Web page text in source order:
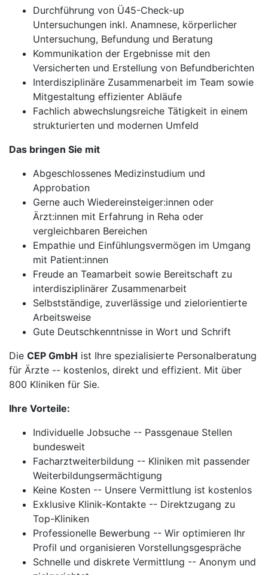
Durchführung von Ü45-Check-up
Untersuchungen inkl. Anamnese, körperlicher
Untersuchung, Befundung und Beratung
Kommunikation der Ergebnisse mit den
Versicherten und Erstellung von Befundberichten
Interdisziplinäre Zusammenarbeit im Team sowie
Mitgestaltung effizienter Abläufe
Fachlich abwechslungsreiche Tätigkeit in einem
strukturierten und modernen Umfeld
Das bringen Sie mit
Abgeschlossenes Medizinstudium und
Approbation
Gerne auch Wiedereinsteiger:innen oder
Ärzt:innen mit Erfahrung in Reha oder
vergleichbaren Bereichen
Empathie und Einfühlungsvermögen im Umgang
mit Patient:innen
Freude an Teamarbeit sowie Bereitschaft zu
interdisziplinärer Zusammenarbeit
Selbstständige, zuverlässige und zielorientierte
Arbeitsweise
Gute Deutschkenntnisse in Wort und Schrift
Die CEP GmbH ist Ihre spezialisierte Personalberatung
für Ärzte -- kostenlos, direkt und effizient. Mit über
800 Kliniken für Sie.
Ihre Vorteile:
Individuelle Jobsuche -- Passgenaue Stellen
bundesweit
Facharztweiterbildung -- Kliniken mit passender
Weiterbildungsermächtigung
Keine Kosten -- Unsere Vermittlung ist kostenlos
Exklusive Klinik-Kontakte -- Direktzugang zu
Top-Kliniken
Professionelle Bewerbung -- Wir optimieren Ihr
Profil und organisieren Vorstellungsgespräche
Schnelle und diskrete Vermittlung -- Anonym und